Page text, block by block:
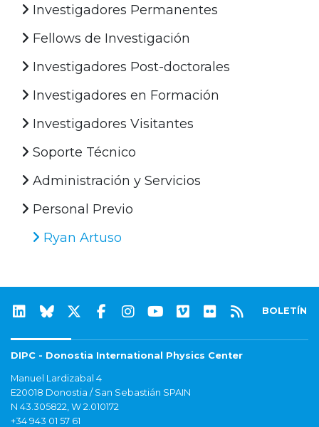
Investigadores Permanentes
Fellows de Investigación
Investigadores Post-doctorales
Investigadores en Formación
Investigadores Visitantes
Soporte Técnico
Administración y Servicios
Personal Previo
Ryan Artuso
BOLETÍN
DIPC - Donostia International Physics Center
Manuel Lardizabal 4
E20018 Donostia / San Sebastián SPAIN
N 43.305822, W 2.010172
+34 943 01 57 61